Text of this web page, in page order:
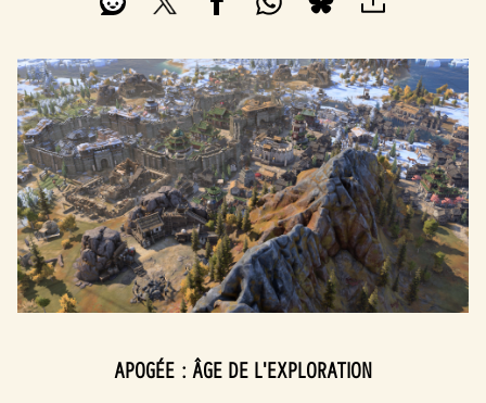
APOGÉE : ÂGE DE L'EXPLORATION